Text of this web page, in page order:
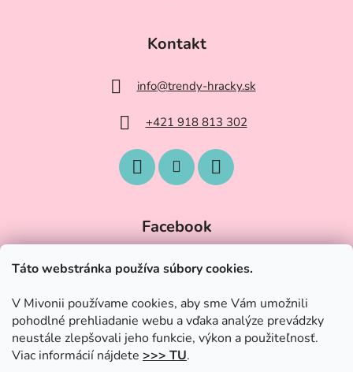
Táto webstránka používa súbory cookies.
V Mivonii používame cookies, aby sme Vám umožnili
pohodlné prehliadanie webu a vďaka analýze prevádzky
neustále zlepšovali jeho funkcie, výkon a použiteľnosť.
Viac informácií nájdete >>> TU.
Kontakt
info@trendy-hracky.sk
+421 918 813 302
Facebook